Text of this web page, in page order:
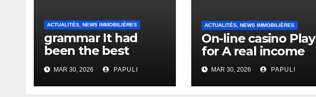
ACTUALITÉS, NEWS IMMOBILIÈRES
grammar It had
been the best
actually ever
compared to it’s the
top actually?
MAR 30, 2026 PAPULI
ACTUALITÉS, NEWS IMMOBILIÈRES
On-line casino Play
for A real income
MAR 30, 2026 PAPULI